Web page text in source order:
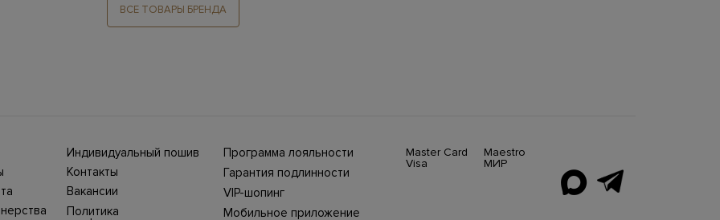
ВСЕ ТОВАРЫ БРЕНДА
Индивидуальный пошив
Ежегодно в бутики
Stefano Ricci, Brioni,
Canali приезжают
представители Домов
моды, чтобы
Контакты
Большая Покровская,
25. Телефон интернет-
магазина 8 800 500
Вакансии
Политика
Программа лояльности
Гарантия подлинности
VIP-шопинг
Мобильное приложение
Master Card
Visa
Maestro
МИР